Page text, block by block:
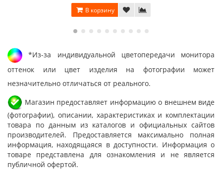
В корзину
*Из-за индивидуальной цветопередачи монитора
оттенок или цвет изделия на фотографии может
незначительно отличаться от реального.
Магазин предоставляет информацию о внешнем виде
(фотографии), описании, характеристиках и комплектации
товара по данным из каталогов и официальных сайтов
производителей. Предоставляется максимально полная
информация, находящаяся в доступности. Информация о
товаре представлена для ознакомления и не является
публичной офертой.